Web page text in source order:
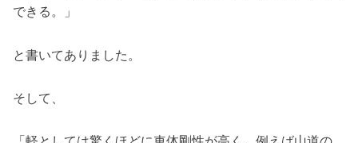
できる。」
と書いてありました。
そして、